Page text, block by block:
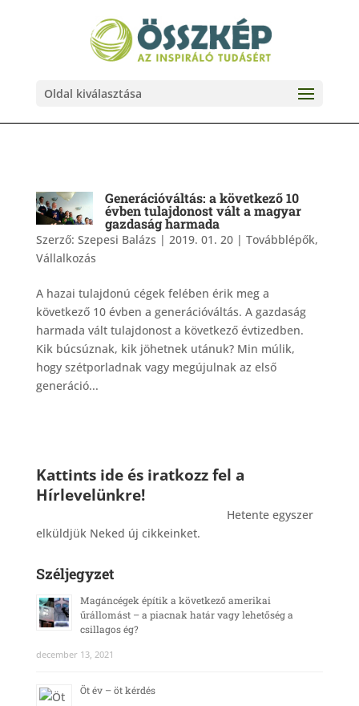
Oldal kiválasztása
Generációváltás: a következő 10
évben tulajdonost vált a magyar
gazdaság harmada
Szerző: Szepesi Balázs | 2019. 01. 20| Továbblépők,
Vállalkozás
A hazai tulajdonú cégek felében érik meg a
következő 10 évben a generációváltás. A gazdaság
harmada vált tulajdonost a következő évtizedben.
Kik búcsúznak, kik jöhetnek utánuk? Min múlik,
hogy szétporladnak vagy megújulnak az első
generáció...
Kattints ide és iratkozz fel a
Hírlevelünkre!
Hetente egyszer
elküldjük Neked új cikkeinket.
Széljegyzet
Magáncégek építik a következő amerikai
űrállomást – a piacnak határ vagy lehetőség a
csillagos ég?
december 13, 2021
Öt év – öt kérdés